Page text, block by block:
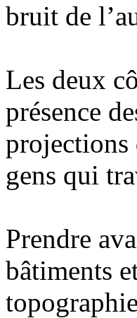
bruit de
Les deux
présence
projections
gens qui
Prendre
bâtiments